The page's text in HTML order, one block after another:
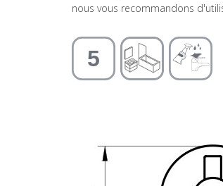
nous vous recommandons